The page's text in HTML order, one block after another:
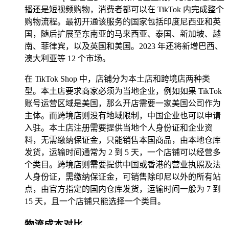
播还是短视频购物，消费者都可以在 TikTok 内完成整个
购物流程。最初开通该服务的国家包括印度尼西亚和英
国，随后扩展至东南亚的马来西亚、泰国、新加坡、越
南、菲律宾，以及英国和美国。2023 年还将新增巴西、
澳大利亚等 12 个市场。
在 TikTok Shop 中，店铺分为本土店和跨境店两种类
型。本土店要求商家必须为当地企业，例如如果 TikTok
账号运营区域是美国，那么开店需要一家美国公司作为
主体。而跨境店则没有地域限制，中国企业也可以申请
入驻。本土店注册需要提供当地个人身份证和企业资
料，无需缴纳保证金，只能销售本国商品，由本地仓库
发货，运输时间通常为 2 到 5 天，一个店铺可以经营多
个类目。跨境店则需要提供中国或香港的营业执照及法
人身份证，需缴纳保证金，可销售除印尼以外的所有站
点，由官方指定的国内仓库发货，运输时间一般为 7 到
15 天，且一个店铺只能选择一个类目。